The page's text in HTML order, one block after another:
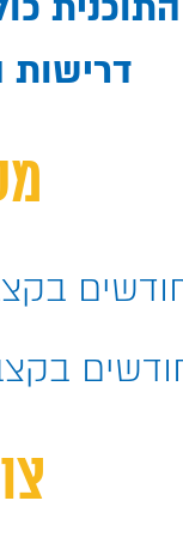
דרישות
בקצב מתון (2
בקצב מהיר (4